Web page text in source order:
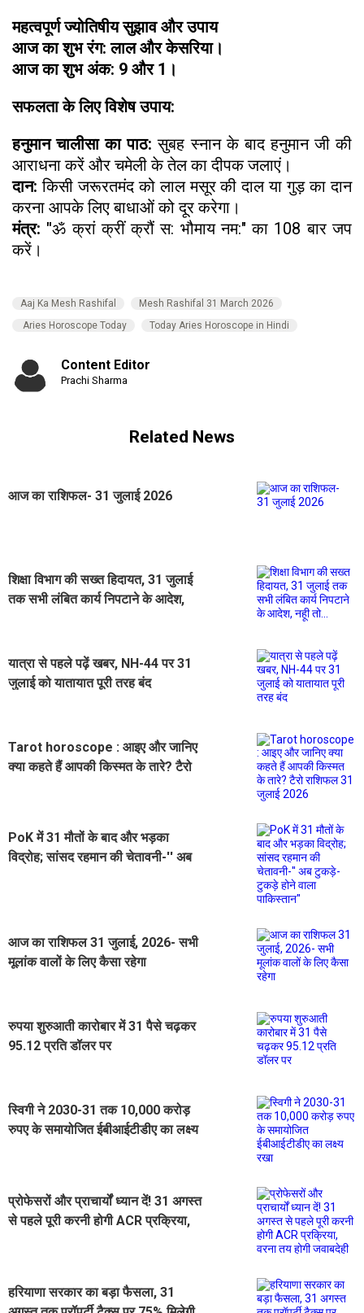
महत्वपूर्ण ज्योतिषीय सुझाव और उपाय
आज का शुभ रंग: लाल और केसरिया।
आज का शुभ अंक: 9 और 1।
सफलता के लिए विशेष उपाय:
हनुमान चालीसा का पाठ:सुबह स्नान के बाद हनुमान जी की
आराधना करें और चमेली के तेल का दीपक जलाएं।
दान:किसी जरूरतमंद को लाल मसूर की दाल या गुड़ का दान
करना आपके लिए बाधाओं को दूर करेगा।
मंत्र: "ॐ क्रां क्रीं क्रौं स: भौमाय नम:" का 108 बार जप
करें।
Aaj Ka Mesh Rashifal
Mesh Rashifal 31 March 2026
Aries Horoscope Today
Today Aries Horoscope in Hindi
Content Editor
Prachi Sharma
Related News
आज का राशिफल- 31 जुलाई 2026
शिक्षा विभाग की सख्त हिदायत, 31 जुलाई
तक सभी लंबित कार्य निपटाने के आदेश,
यात्रा से पहले पढ़ें खबर, NH-44 पर 31
जुलाई को यातायात पूरी तरह बंद
Tarot horoscope : आइए और जानिए
क्या कहते हैं आपकी किस्मत के तारे? टैरो
PoK में 31 मौतों के बाद और भड़का
विद्रोह; सांसद रहमान की चेतावनी-'' अब
आज का राशिफल 31 जुलाई, 2026- सभी
मूलांक वालों के लिए कैसा रहेगा
रुपया शुरुआती कारोबार में 31 पैसे चढ़कर
95.12 प्रति डॉलर पर
स्विगी ने 2030-31 तक 10,000 करोड़
रुपए के समायोजित ईबीआईटीडीए का लक्ष्य
प्रोफेसरों और प्राचार्यों ध्यान दें! 31 अगस्त
से पहले पूरी करनी होगी ACR प्रक्रिया,
हरियाणा सरकार का बड़ा फैसला, 31